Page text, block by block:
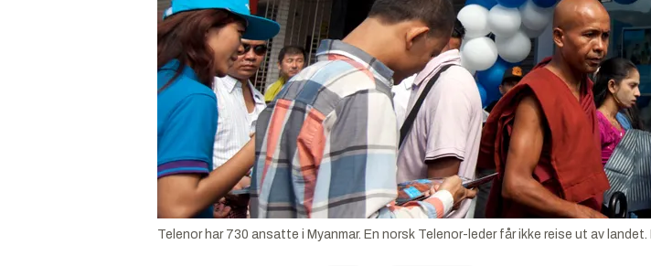
Telenor har 730 ansatte i Myanmar. En norsk Telenor-leder får ikke reise ut av landet.